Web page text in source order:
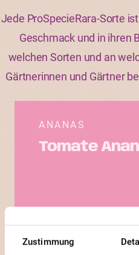
Zustimmung
Jede ProSpecieRara-Sorte
Geschmack und in ihren
welchen Sorten und an
Gärtnerinnen und Gärtner
ANANAS
Tomate